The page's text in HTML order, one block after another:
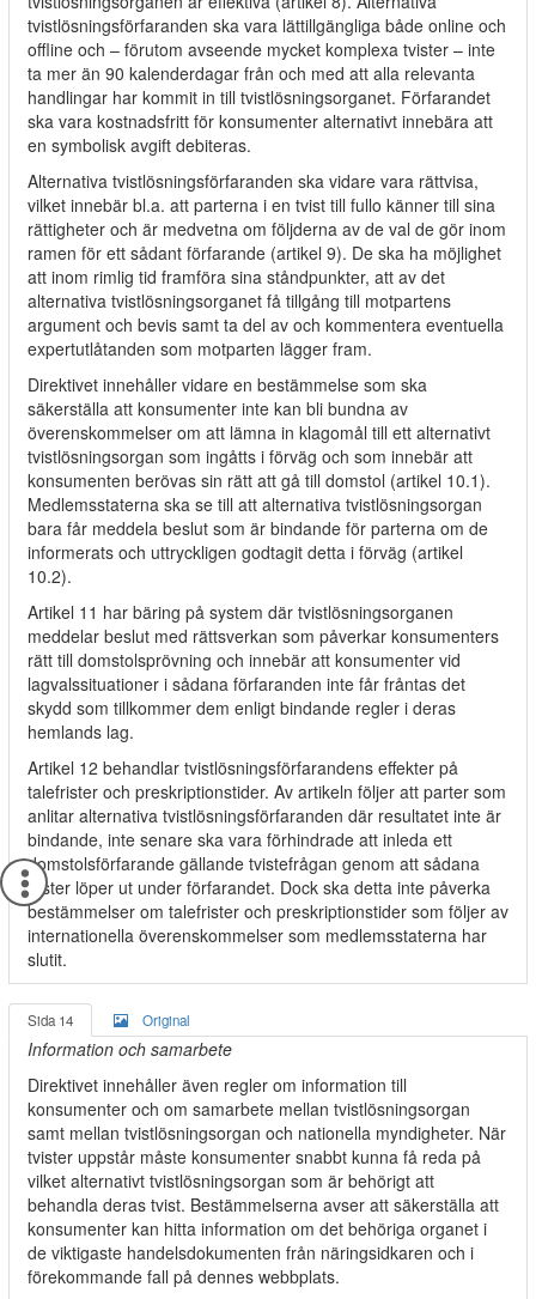
tvistlösningsförfaranden ska vara lättillgängliga både online och
offline och – förutom avseende mycket komplexa tvister – inte
ta mer än 90 kalenderdagar från och med att alla relevanta
handlingar har kommit in till tvistlösningsorganet. Förfarandet
ska vara kostnadsfritt för konsumenter alternativt innebära att
en symbolisk avgift debiteras.
Alternativa tvistlösningsförfaranden ska vidare vara rättvisa,
vilket innebär bl.a. att parterna i en tvist till fullo känner till sina
rättigheter och är medvetna om följderna av de val de gör inom
ramen för ett sådant förfarande (artikel 9). De ska ha möjlighet
att inom rimlig tid framföra sina ståndpunkter, att av det
alternativa tvistlösningsorganet få tillgång till motpartens
argument och bevis samt ta del av och kommentera eventuella
expertutlåtanden som motparten lägger fram.
Direktivet innehåller vidare en bestämmelse som ska
säkerställa att konsumenter inte kan bli bundna av
överenskommelser om att lämna in klagomål till ett alternativt
tvistlösningsorgan som ingåtts i förväg och som innebär att
konsumenten berövas sin rätt att gå till domstol (artikel 10.1).
Medlemsstaterna ska se till att alternativa tvistlösningsorgan
bara får meddela beslut som är bindande för parterna om de
informerats och uttryckligen godtagit detta i förväg (artikel
10.2).
Artikel 11 har bäring på system där tvistlösningsorganen
meddelar beslut med rättsverkan som påverkar konsumenters
rätt till domstolsprövning och innebär att konsumenter vid
lagvalssituationer i sådana förfaranden inte får fråntas det
skydd som tillkommer dem enligt bindande regler i deras
hemlands lag.
Artikel 12 behandlar tvistlösningsförfarandens effekter på
talefrister och preskriptionstider. Av artikeln följer att parter som
anlitar alternativa tvistlösningsförfaranden där resultatet inte är
bindande, inte senare ska vara förhindrade att inleda ett
domstolsförfarande gällande tvistefrågan genom att sådana
frister löper ut under förfarandet. Dock ska detta inte påverka
bestämmelser om talefrister och preskriptionstider som följer av
internationella överenskommelser som medlemsstaterna har
slutit.
Sida 14 Original
Information och samarbete
Direktivet innehåller även regler om information till
konsumenter och om samarbete mellan tvistlösningsorgan
samt mellan tvistlösningsorgan och nationella myndigheter. När
tvister uppstår måste konsumenter snabbt kunna få reda på
vilket alternativt tvistlösningsorgan som är behörigt att
behandla deras tvist. Bestämmelserna avser att säkerställa att
konsumenter kan hitta information om det behöriga organet i
de viktigaste handelsdokumenten från näringsidkaren och i
förekommande fall på dennes webbplats.